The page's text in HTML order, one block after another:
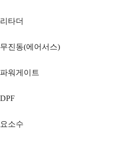
리타더
무진동(에어서스)
파워게이트
DPF
요소수